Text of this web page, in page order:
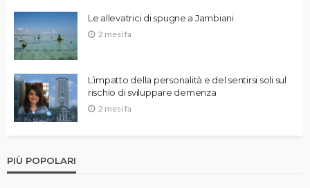
Le allevatrici di spugne a Jambiani
2 mesi fa
L’impatto della personalità e del sentirsi soli sul
rischio di sviluppare demenza
2 mesi fa
PIÙ POPOLARI